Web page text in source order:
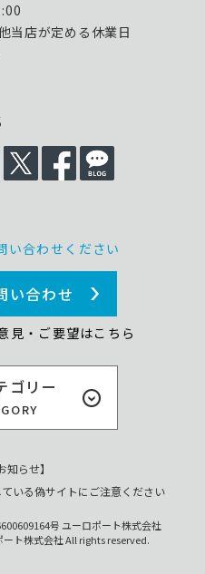
ゴリー
当店が定める休業日
い合わせください
い合わせ
見・ご要望はこちら
知らせ】
いる偽サイトにご注意ください
号 ユーロポート株式会社
ト株式会社 All rights reserved.